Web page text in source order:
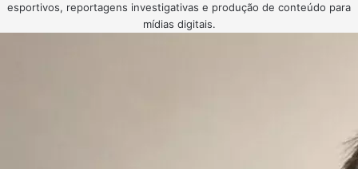
esportivos, reportagens investigativas e produção de conteúdo para
mídias digitais.